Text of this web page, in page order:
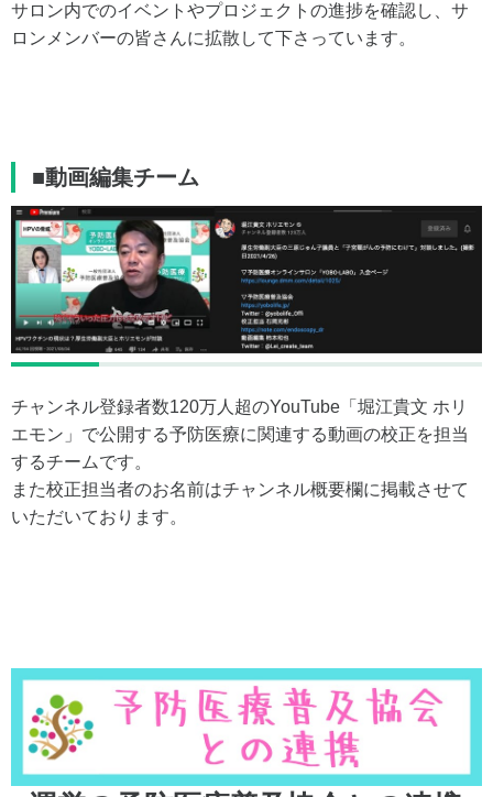
サロン内でのイベントやプロジェクトの進捗を確認し、サ
ロンメンバーの皆さんに拡散して下さっています。
■動画編集チーム
チャンネル登録者数120万人超のYouTube「堀江貴文 ホリ
エモン」で公開する予防医療に関連する動画の校正を担当
するチームです。
また校正担当者のお名前はチャンネル概要欄に掲載させて
いただいております。